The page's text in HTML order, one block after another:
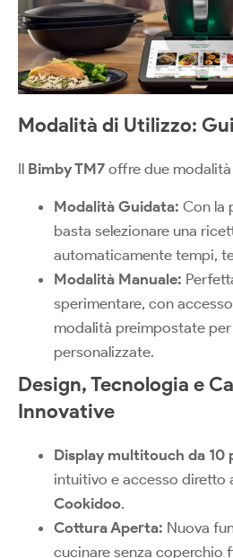
Modalità di Utilizzo:
Il Bimby TM7 offre due
Modalità Guidata: Con la
basta selezionare una
automaticamente tempi,
Modalità Manuale:
sperimentare, con
modalità preimpostate
personalizzate.
Design, Tecnologia e
Innovative
Display multitouch da 10
intuitivo e accesso diretto
Cookidoo.
Cottura Aperta: Nuova
cucinare senza coperchio